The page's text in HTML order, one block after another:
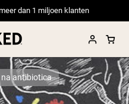
dan 1 miljoen klanten
na antibiotica